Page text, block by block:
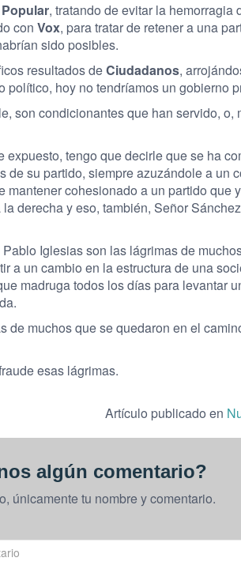
, tratando de evitar la hemorragia
con Vox, para tratar de retener a una
sido posibles.
resultados deCiudadanos,
hoy no tendríamos un gobierno
son condicionantes que han servido, o,
tengo que decirle que se ha
su partido, siempre azuzándole a un
cohesionado a un partido que
derecha y eso, también, Señor
Iglesias son las lágrimas de
a un cambio en la estructura de una
madruga todos los días para levantar
de muchos que se quedaron en el
esas lágrimas.
Artículo publicado en
algún comentario?
únicamente tu nombre y comentario.